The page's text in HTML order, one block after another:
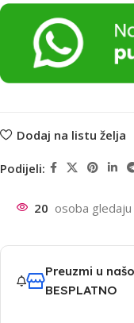
Dodaj na listu želja
Podijeli:
20 osoba
Preuzmi u
BESPLATNO